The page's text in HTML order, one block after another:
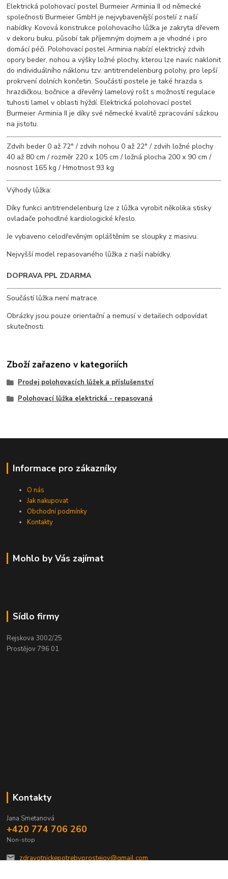
Elektrická polohovací postel Burmeier Arminia II od německé
společnosti Burmeier GmbH je nejvybavenější postelí z naší
nabídky. Kovová konstrukce polohovacího lůžka je zakryta dřevem
v dekoru buku, působí tak příjemným dojmem a je vhodné i pro
domácí péči. Polohovací postel Arminia nabízí elektrický zdvih
opory beder, nohou a výšky ložné plochy, kterou lze navíc naklonit
do individuálního náklonu tzv. antitrendelenburg polohy, pro lepší
prokrvení dolních končetin. Součástí postele je také hrazda s
hrazdičkou, bočnice a dřevěný lamelový rošt s možností regulace
tuhosti lamel v oblasti hýždí. Elektrická polohovací postel
Burmeier Arminia II je díky své německé kvalitě zpracování sázkou
na jistotu.
Zdvih beder 0 až 72° / zdvih nohou 0 až 22° / zdvih ložné plochy
40 až 80 cm / rozměr 220 x 105 cm / ložná plocha 200 x 90 cm /
nosnost 165 kg / Hmotnost 93 kg
Výhody lůžka:
Díky funkci antitrendelenburg lze z lůžka vyrobit několika stisky
ovladače pohodlné kardiologické křeslo.
Je vybaveno celodřevěným opláštěním se sloupky z masivu.
Nejvyšší model repasovaného lůžka z naší nabídky.
DOPRAVA PPL ZDARMA
Součástí lůžka není matrace.
Obrázky jsou pouze orientační a nemusí v detailech odpovídat
skutečnosti.
Zboží zařazeno v kategoriích
Prodej polohovacích lůžek a příslušenství
Polohovací lůžka elektrická - repasovaná
Informace pro zákazníky
O nás
Jak nakupovat
Obchodní podmínky
Kontakty
Mohlo by Vás zajímat
Sídlo firmy
Rejskova 3002/25
Prostějov 796 01
Kontakty
Jana Smetanová
+420 774 706 260
Non-stop
zdravotnickepotrebyprostejov@gmail.com